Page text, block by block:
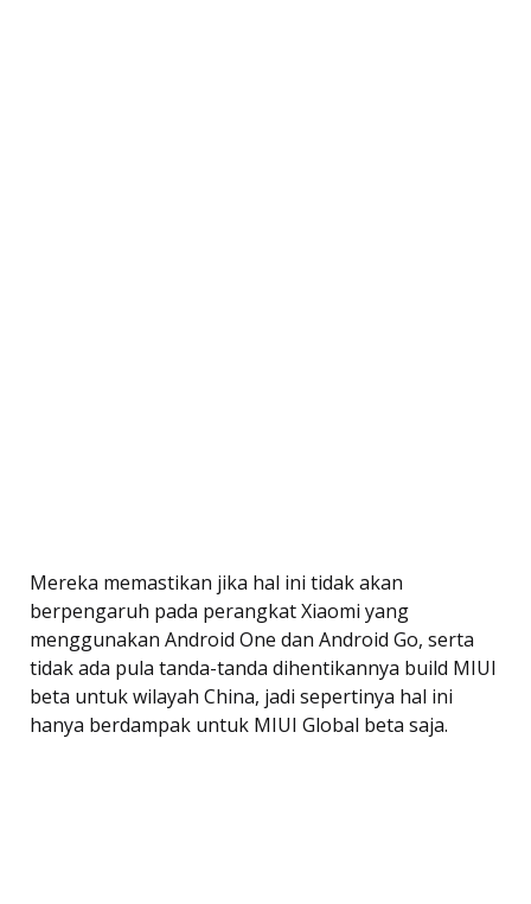
Mereka memastikan jika hal ini tidak akan
berpengaruh pada perangkat Xiaomi yang
menggunakan Android One dan Android Go, serta
tidak ada pula tanda-tanda dihentikannya build MIUI
beta untuk wilayah China, jadi sepertinya hal ini
hanya berdampak untuk MIUI Global beta saja.